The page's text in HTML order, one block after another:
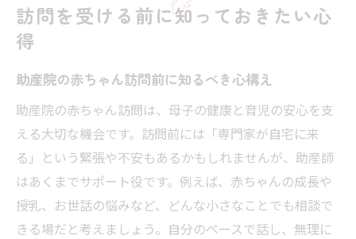
訪問を受ける前に知っておきたい心
得
助産院の赤ちゃん訪問前に知るべき心構え
助産院の赤ちゃん訪問は、母子の健康と育児の安心を支
える大切な機会です。訪問前には「専門家が自宅に来
る」という緊張や不安もあるかもしれませんが、助産師
はあくまでサポート役です。例えば、赤ちゃんの成長や
授乳、お世話の悩みなど、どんな小さなことでも相談で
きる場だと考えましょう。自分のペースで話し、無理に